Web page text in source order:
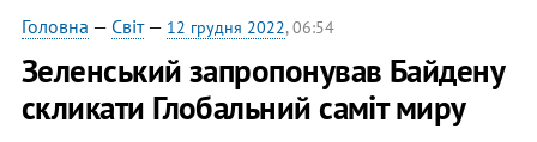
Головна — Світ— 12 грудня 2022, 06:54
Зеленський запропонував Байдену
скликати Глобальний саміт миру